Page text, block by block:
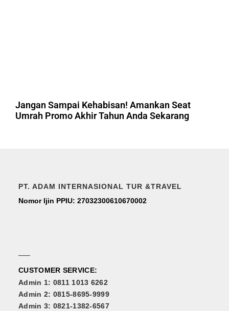
Jangan Sampai Kehabisan! Amankan Seat
Umrah Promo Akhir Tahun Anda Sekarang
PT. ADAM INTERNASIONAL TUR &TRAVEL
Nomor Ijin PPIU: 27032300610670002
CUSTOMER SERVICE:
Admin 1: 0811 1013 6262
Admin 2: 0815-8695-9999
Admin 3: 0821-1382-6567